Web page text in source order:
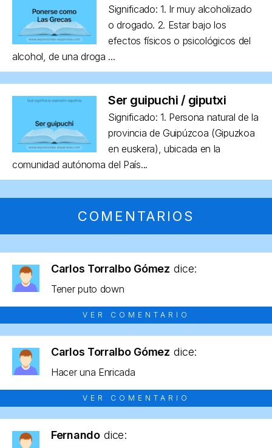
Significado: 1. Ir muy alcoholizado
o drogado. 2. Estar bajo los
efectos físicos o psicológicos del
alcohol, de una droga ...
Ser guipuchi / giputxi
Significado: 1. Persona natural de la
provincia de Guipúzcoa (Gipuzkoa
en euskera), ubicada en la
comunidad autónoma del País...
COMENTARIOS
Carlos Torralbo Gómez dice:
Tener puto down
VER COMENTARIO
Carlos Torralbo Gómez dice:
Hacer una Enricada
VER COMENTARIO
Fernando dice: